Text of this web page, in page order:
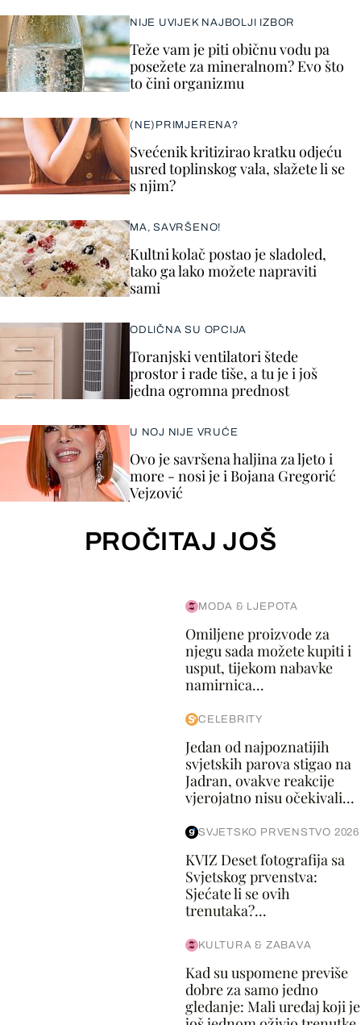
NIJE UVIJEK NAJBOLJI IZBOR
Teže vam je piti običnu vodu pa
posežete za mineralnom? Evo što
to čini organizmu
(NE)PRIMJERENA?
Svećenik kritizirao kratku odjeću
usred toplinskog vala, slažete li se
s njim?
MA, SAVRŠENO!
Kultni kolač postao je sladoled,
tako ga lako možete napraviti
sami
ODLIČNA SU OPCIJA
Toranjski ventilatori štede
prostor i rade tiše, a tu je i još
jedna ogromna prednost
U NOJ NIJE VRUĆE
Ovo je savršena haljina za ljeto i
more - nosi je i Bojana Gregorić
Vejzović
PROČITAJ JOŠ
MODA & LJEPOTA
Omiljene proizvode za
njegu sada možete kupiti i
usput, tijekom nabavke
namirnica...
CELEBRITY
Jedan od najpoznatijih
svjetskih parova stigao na
Jadran, ovakve reakcije
vjerojatno nisu očekivali...
SVJETSKO PRVENSTVO 2026
KVIZ Deset fotografija sa
Svjetskog prvenstva:
Sjećate li se ovih
trenutaka?...
KULTURA & ZABAVA
Kad su uspomene previše
dobre za samo jedno
gledanje: Mali uređaj koji je